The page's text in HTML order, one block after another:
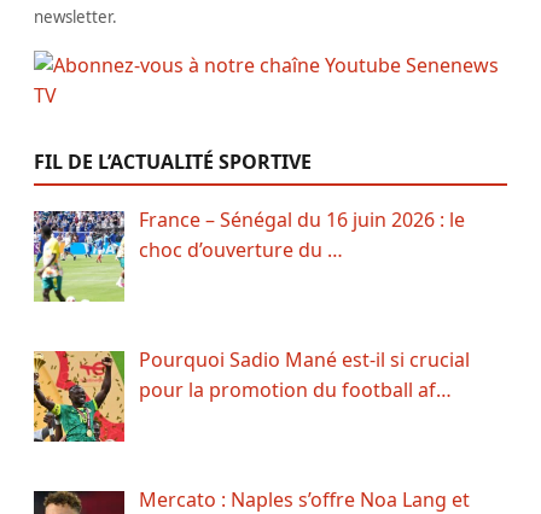
newsletter.
FIL DE L’ACTUALITÉ SPORTIVE
France – Sénégal du 16 juin 2026 : le
choc d’ouverture du …
Pourquoi Sadio Mané est-il si crucial
pour la promotion du football af…
Mercato : Naples s’offre Noa Lang et